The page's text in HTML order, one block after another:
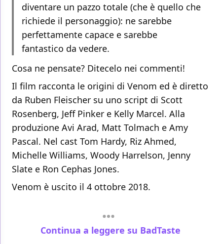
diventare un pazzo totale (che è quello che
richiede il personaggio): ne sarebbe
perfettamente capace e sarebbe
fantastico da vedere.
Cosa ne pensate? Ditecelo nei commenti!
Il film racconta le origini di Venom ed è diretto
da Ruben Fleischer su uno script di Scott
Rosenberg, Jeff Pinker e Kelly Marcel. Alla
produzione Avi Arad, Matt Tolmach e Amy
Pascal. Nel cast Tom Hardy, Riz Ahmed,
Michelle Williams, Woody Harrelson, Jenny
Slate e Ron Cephas Jones.
Venom è uscito il 4 ottobre 2018.
Continua a leggere su BadTaste